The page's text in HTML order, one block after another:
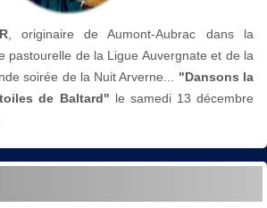
, originaire de Aumont-Aubrac dans la
pastourelle de la Ligue Auvergnate et de la
soirée de la Nuit Arverne...
"Dansons la
de Baltard" le samedi 13 décembre